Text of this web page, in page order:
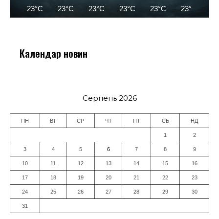
23°C 23°C 23°C 23°C 23°C 23°C
Календар новин
Серпень 2026
ПН ВТ СР ЧТ ПТ СБ НД
1 2
3 4 5 6 7 8 9
10 11 12 13 14 15 16
17 18 19 20 21 22 23
24 25 26 27 28 29 30
31